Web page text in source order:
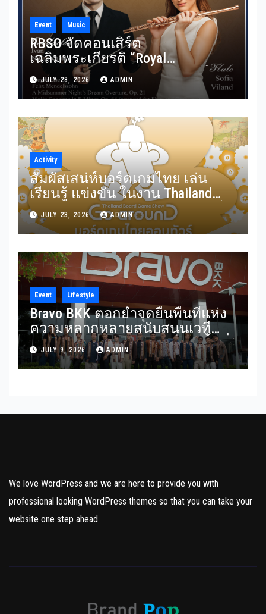
Event Music
RBSO จัดคอนเสิร์ต
เฉลิมพระเกียรติ “Royal
Benevolence” รวมบทประพันธ์
อมตะจาก Mendelssohn และ
Rimsky-Korsakov 31 กรกฎาคมนี้
JULY 28, 2026 ADMIN
Activity
สัมผัสเสน่ห์บอร์ดเกมไทย เล่น
เรียนรู้ แข่งขัน ในงาน Thailand
Board Game Show Go arounD บอร์ด
เกมไทยออนทัวร์ วันที่ 24-26
กรกฎาคม 2569 ณ ICS Lifestyle
Complex
JULY 23, 2026 ADMIN
Event Lifestyle
Bravo BKK ตอกย้ำจุดยืนพื้นที่แห่ง
ความหลากหลายสนับสนุนเวที
Mister Gay Thailand 2026 เปิดพื้นที่
ส่งต่อแรงบันดาลใจและความเท่า
เทียมสู่สังคม
JULY 9, 2026 ADMIN
We love WordPress and we are here to provide you with
professional looking WordPress themes so that you can take your
website one step ahead.